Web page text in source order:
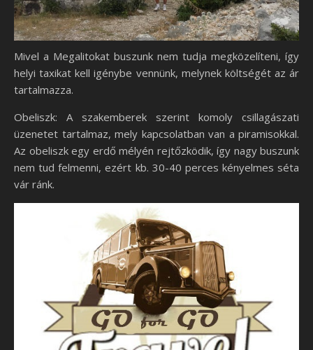
Mivel a Megalitokat buszunk nem tudja megközelíteni, így
helyi taxikat kell igénybe vennünk, melynek költségét az ár
tartalmazza.
Obeliszk: A szakemberek szerint komoly csillagászati
üzenetet tartalmaz, mely kapcsolatban van a piramisokkal.
Az obeliszk egy erdő mélyén rejtőzködik, így nagy buszunk
nem tud felmenni, ezért kb. 30-40 perces kényelmes séta
vár ránk.